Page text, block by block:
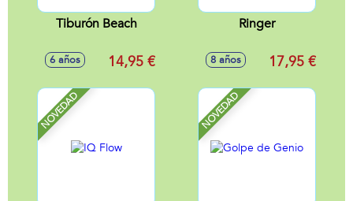
Tiburón Beach
6 años 14,95 €
Ringer
8 años 17,95 €
NOVEDAD NOVEDAD